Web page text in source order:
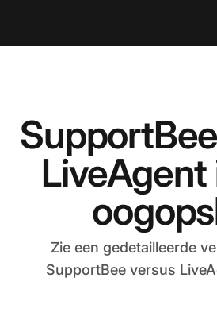
LiveAgent
Zie een gedetailleerde
SupportBee versus